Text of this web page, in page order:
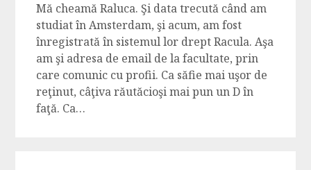
Mă cheamă Raluca. Şi data trecută când am
studiat în Amsterdam, şi acum, am fost
înregistrată în sistemul lor drept Racula. Aşa
am şi adresa de email de la facultate, prin
care comunic cu profii. Ca săfie mai uşor de
reţinut, câţiva răutăcioşi mai pun un D în
faţă. Ca…